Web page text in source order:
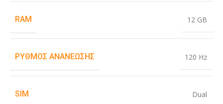
RAM 12 GB
ΡΥΘΜΌΣ ΑΝΑΝΈΩΣΗΣ 120 Hz
SIM Dual